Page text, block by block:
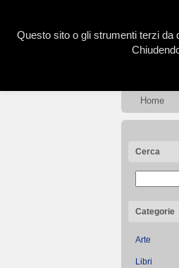
Home
Cerca
Categorie
Arte
Libri
Questo sito o gli strumenti terzi da